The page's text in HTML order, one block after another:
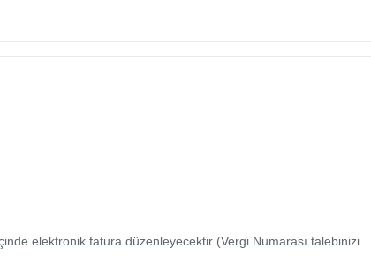
elektronik fatura düzenleyecektir (Vergi Numarası talebinizi